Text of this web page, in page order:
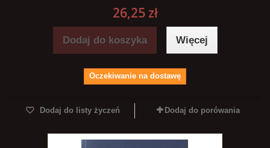
26,25 zł
Dodaj do koszyka Więcej
Oczekiwanie na dostawę
Dodaj do listy życzeń Dodaj do porówania